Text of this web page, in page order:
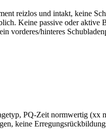
reizlos und intakt, keine
Keine passive oder
vorderes/hinteres
PQ-Zeit normwertig (xx
keine